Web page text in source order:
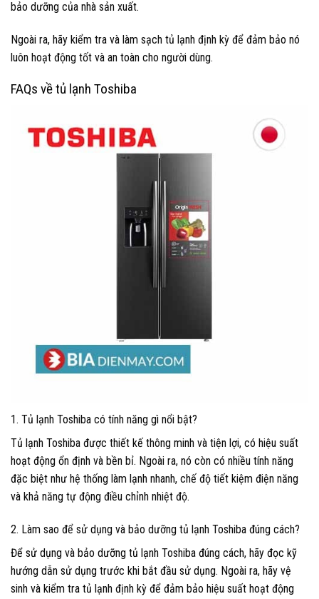
bảo dưỡng của nhà sản xuất.
Ngoài ra, hãy kiểm tra và làm sạch tủ lạnh định kỳ để đảm bảo nó
luôn hoạt động tốt và an toàn cho người dùng.
FAQs về tủ lạnh Toshiba
1. Tủ lạnh Toshiba có tính năng gì nổi bật?
Tủ lạnh Toshiba được thiết kế thông minh và tiện lợi, có hiệu suất
hoạt động ổn định và bền bỉ. Ngoài ra, nó còn có nhiều tính năng
đặc biệt như hệ thống làm lạnh nhanh, chế độ tiết kiệm điện năng
và khả năng tự động điều chỉnh nhiệt độ.
2. Làm sao để sử dụng và bảo dưỡng tủ lạnh Toshiba đúng cách?
Để sử dụng và bảo dưỡng tủ lạnh Toshiba đúng cách, hãy đọc kỹ
hướng dẫn sử dụng trước khi bắt đầu sử dụng. Ngoài ra, hãy vệ
sinh và kiểm tra tủ lạnh định kỳ để đảm bảo hiệu suất hoạt động